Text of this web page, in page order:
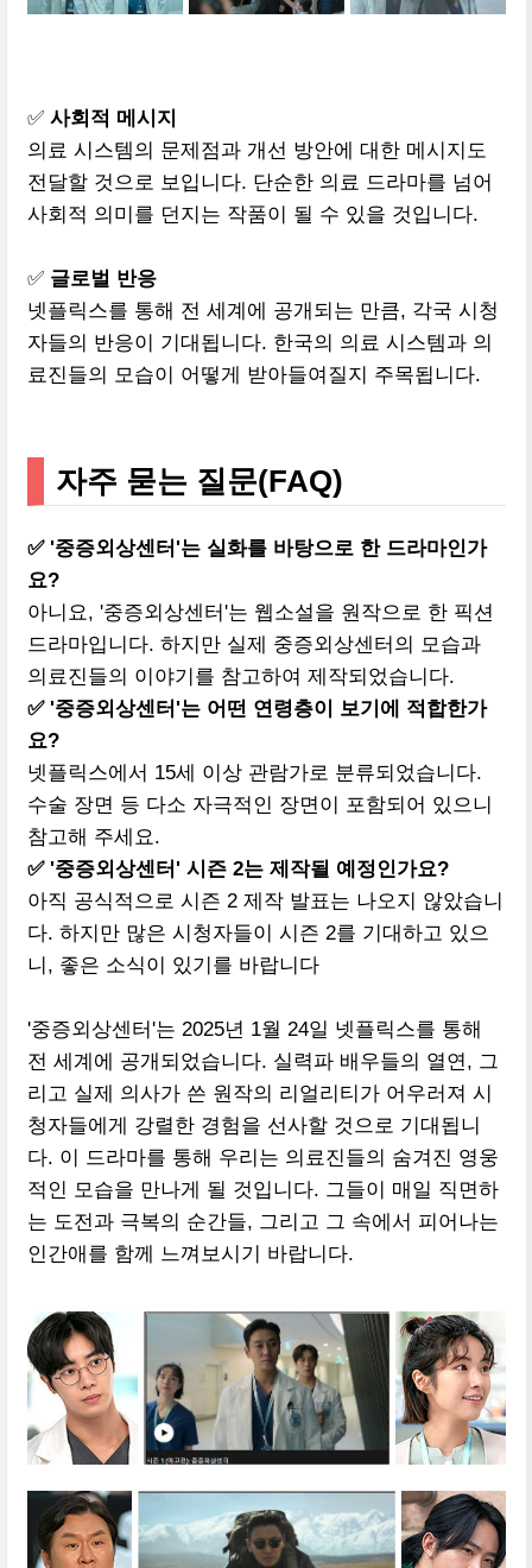
✅ 사회적 메시지
의료 시스템의 문제점과 개선 방안에 대한 메시지도
전달할 것으로 보입니다. 단순한 의료 드라마를 넘어
사회적 의미를 던지는 작품이 될 수 있을 것입니다.
✅ 글로벌 반응
넷플릭스를 통해 전 세계에 공개되는 만큼, 각국 시청
자들의 반응이 기대됩니다. 한국의 의료 시스템과 의
료진들의 모습이 어떻게 받아들여질지 주목됩니다.
자주 묻는 질문(FAQ)
✅ '중증외상센터'는 실화를 바탕으로 한 드라마인가
요?
아니요, '중증외상센터'는 웹소설을 원작으로 한 픽션
드라마입니다. 하지만 실제 중증외상센터의 모습과
의료진들의 이야기를 참고하여 제작되었습니다.
✅ '중증외상센터'는 어떤 연령층이 보기에 적합한가
요?
넷플릭스에서 15세 이상 관람가로 분류되었습니다.
수술 장면 등 다소 자극적인 장면이 포함되어 있으니
참고해 주세요.
✅ '중증외상센터' 시즌 2는 제작될 예정인가요?
아직 공식적으로 시즌 2 제작 발표는 나오지 않았습니
다. 하지만 많은 시청자들이 시즌 2를 기대하고 있으
니, 좋은 소식이 있기를 바랍니다
'중증외상센터'는 2025년 1월 24일 넷플릭스를 통해
전 세계에 공개되었습니다. 실력파 배우들의 열연, 그
리고 실제 의사가 쓴 원작의 리얼리티가 어우러져 시
청자들에게 강렬한 경험을 선사할 것으로 기대됩니
다. 이 드라마를 통해 우리는 의료진들의 숨겨진 영웅
적인 모습을 만나게 될 것입니다. 그들이 매일 직면하
는 도전과 극복의 순간들, 그리고 그 속에서 피어나는
인간애를 함께 느껴보시기 바랍니다.